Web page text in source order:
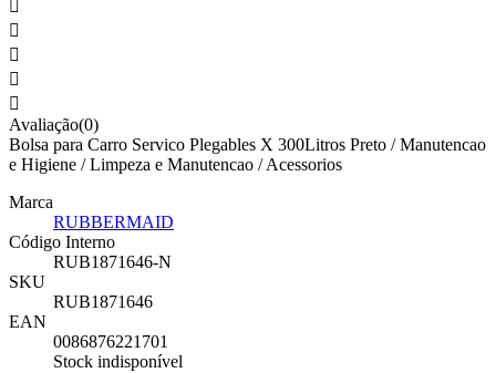





Avaliação(0)
Bolsa para Carro Servico Plegables X 300Litros Preto / Manutencao
e Higiene / Limpeza e Manutencao / Acessorios
Marca
RUBBERMAID
Código Interno
RUB1871646-N
SKU
RUB1871646
EAN
0086876221701
Stock indisponível